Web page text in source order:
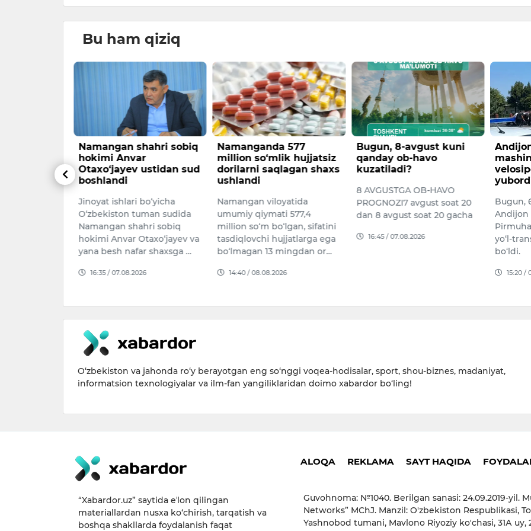
Bu ham qiziq
ustidan sud
Namanganda 577
million so‘mlik hujjatsiz
dorilarni saqlagan shaxs
ushlandi
Namangan viloyatida
umumiy qiymati 577,4
million so‘m bo‘lgan, sifatini
tasdiqlovchi hujjatlarga ega
bo‘lmagan 13 mingdan or…
14:40 / 08.08.2026
Bugun, 8-avgust kuni
qanday ob-havo
kuzatiladi?
PROGNOZI7 avgust soat 20
dan 8 avgust soat 20 gacha
16:45 / 07.08.2026
Andijonda yuk
mashinasi
velosipedchini urib
Bugun, 6-avgust kuni
Andijon shahrining
yo‘l-transport hodisasi sodir
bo‘ldi
rusumli
15:51 /
O‘zbekiston va jahonda ro‘y berayotgan eng so‘nggi voqea-hodisalar, sport, shou-biznes, madaniyat,
informatsion texnologiyalar va ilm-fan yangiliklaridan doimo xabardor bo‘ling!
“Xabardor.uz” saytida eʼlon qilingan
materiallardan nusxa ko‘chirish, tarqatish va
boshqa shakllarda foydalanish faqat
ALOQA REKLAMA SAYT HAQIDA
Guvohnoma: №1040. Berilgan sanasi: 24.09.2019-yil.
Networks” MChJ. Manzil: O'zbekiston Respublikasi,
Yashnobod tumani, Mavlono Riyoziy ko'chasi, 31А uy,